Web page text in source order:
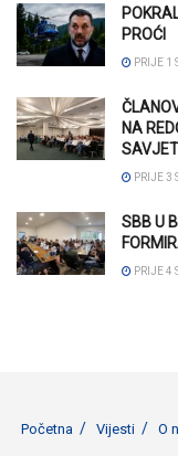
PROĆI
PRIJE 1
NA
PRIJE 3
SBB U
PRIJE 4
Početna Vijesti O